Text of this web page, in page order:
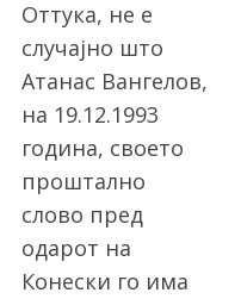
Оттука, не е
случајно што
Атанас Вангелов,
на 19.12.1993
година, своето
проштално
слово пред
одарот на
Конески го има